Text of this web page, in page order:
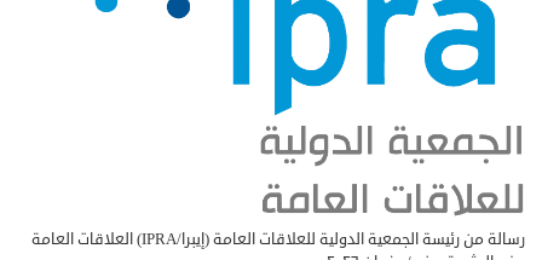
رسالة من رئيسة الجمعية الدولية للعلاقات العامة (إيبرا/IPRA) العلاقات العامة